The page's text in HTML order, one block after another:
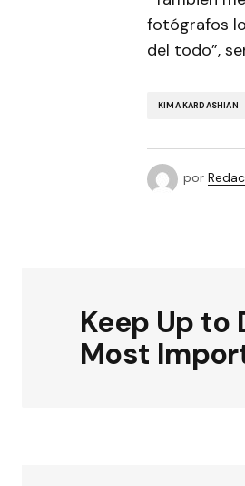
fotógrafos
del todo”,
KIMA KARDASHIAN
por
Keep Up to
Most